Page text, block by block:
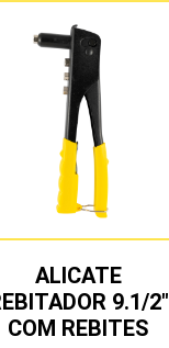
ALICATE
9.1/2″
COM REBITES